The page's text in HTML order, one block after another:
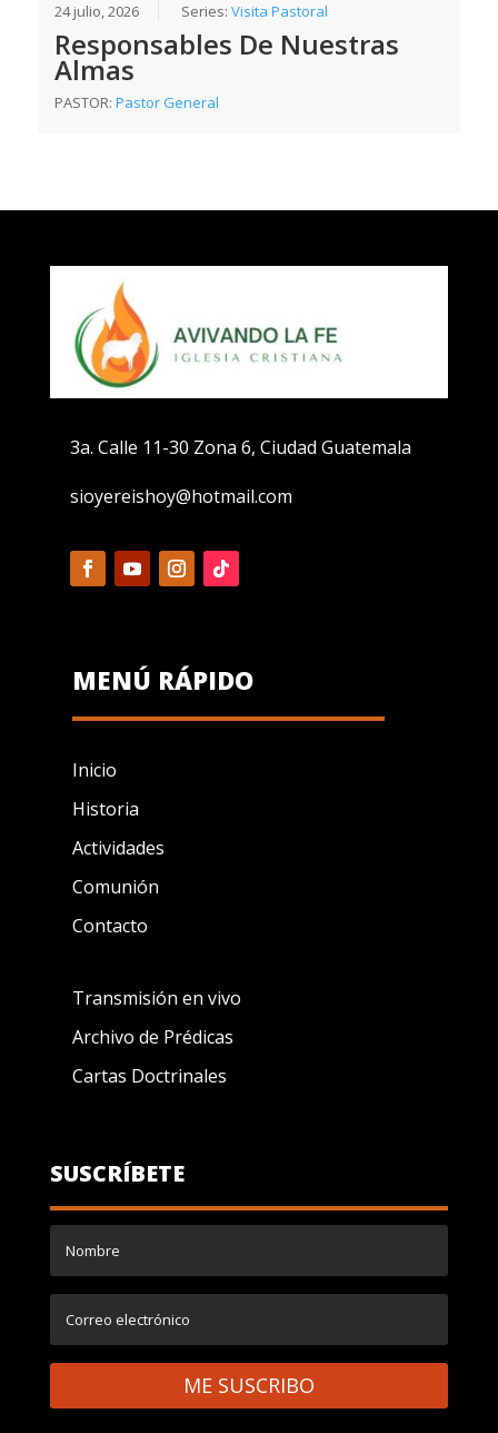
24 julio, 2026 Series:Visita Pastoral
Responsables De Nuestras
Almas
PASTOR:Pastor General
3a. Calle 11-30 Zona 6, Ciudad Guatemala
sioyereishoy@hotmail.com
MENÚ RÁPIDO
Inicio
Historia
Actividades
Comunión
Contacto
Transmisión en vivo
Archivo de Prédicas
Cartas Doctrinales
SUSCRÍBETE
ME SUSCRIBO